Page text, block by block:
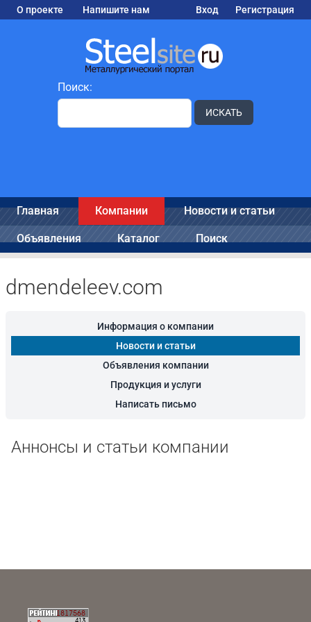
О проекте Напишите нам Вход Регистрация
Поиск:
ИСКАТЬ
Главная Компании Новости и статьи
Объявления Каталог Поиск
dmendeleev.com
Информация о компании
Новости и статьи
Объявления компании
Продукция и услуги
Написать письмо
Аннонсы и статьи компании